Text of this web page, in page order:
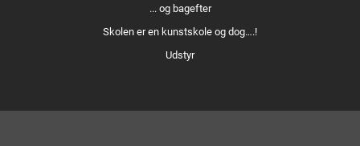
... og bagefter
Skolen er en kunstskole og dog….!
Udstyr